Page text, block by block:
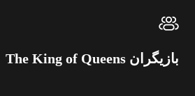
بازیگران The King of Queens